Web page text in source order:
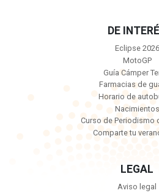
DE
Eclipse 2026
MotoGP
Guía Cámper
Farmacias de
Horario de
Nacimientos
Curso de Periodismo
Comparte tu
LEGAL
Aviso legal